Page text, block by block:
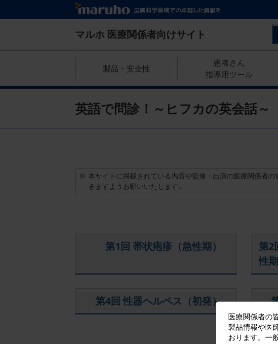
イ
ツ
マルホ 医療関係者向けサイト
ー
ナ
製品・安全性
患者さん
指導用ツール
英語で問診！～ヒフカの英会話～
※ 本サイトに掲載されている内容や監修・出演の医療関係者
きますようお願いいたします。
第1回 帯状疱疹（急性期）
第2
性期
第4回 性器ヘルペス（初発）